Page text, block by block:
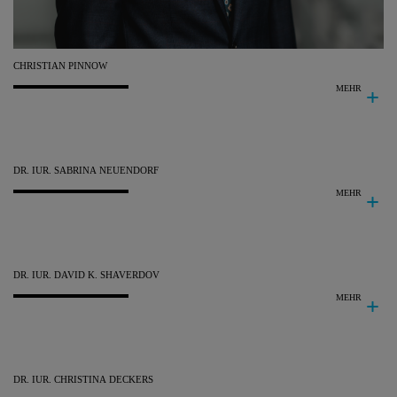
CHRISTIAN PINNOW
MEHR
DR. IUR. SABRINA NEUENDORF
MEHR
DR. IUR. DAVID K. SHAVERDOV
MEHR
DR. IUR. CHRISTINA DECKERS